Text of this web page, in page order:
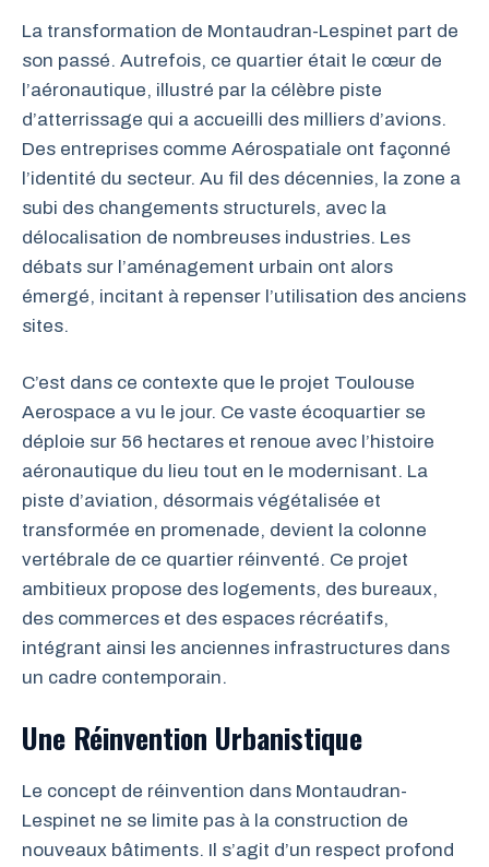
La transformation de Montaudran-Lespinet part de
son passé. Autrefois, ce quartier était le cœur de
l’aéronautique, illustré par la célèbre piste
d’atterrissage qui a accueilli des milliers d’avions.
Des entreprises comme Aérospatiale ont façonné
l’identité du secteur. Au fil des décennies, la zone a
subi des changements structurels, avec la
délocalisation de nombreuses industries. Les
débats sur l’aménagement urbain ont alors
émergé, incitant à repenser l’utilisation des anciens
sites.
C’est dans ce contexte que le projet Toulouse
Aerospace a vu le jour. Ce vaste écoquartier se
déploie sur 56 hectares et renoue avec l’histoire
aéronautique du lieu tout en le modernisant. La
piste d’aviation, désormais végétalisée et
transformée en promenade, devient la colonne
vertébrale de ce quartier réinventé. Ce projet
ambitieux propose des logements, des bureaux,
des commerces et des espaces récréatifs,
intégrant ainsi les anciennes infrastructures dans
un cadre contemporain.
Une Réinvention Urbanistique
Le concept de réinvention dans Montaudran-
Lespinet ne se limite pas à la construction de
nouveaux bâtiments. Il s’agit d’un respect profond